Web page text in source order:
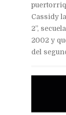
Cassidy
2”,
2002 y
del